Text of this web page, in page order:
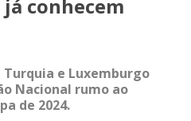
conhecem
e Luxemburgo
Nacional rumo ao
de 2024.